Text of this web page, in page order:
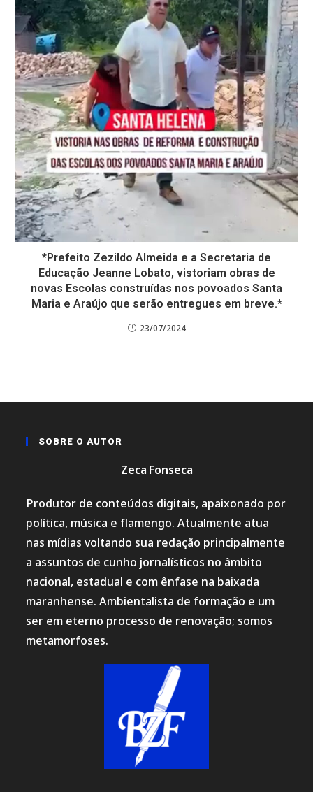
*Prefeito Zezildo Almeida e a Secretaria de
Educação Jeanne Lobato, vistoriam obras de
novas Escolas construídas nos povoados Santa
Maria e Araújo que serão entregues em breve.*
23/07/2024
SOBRE O AUTOR
Zeca Fonseca
Produtor de conteúdos digitais, apaixonado por
política, música e flamengo. Atualmente atua
nas mídias voltando sua redação principalmente
a assuntos de cunho jornalísticos no âmbito
nacional, estadual e com ênfase na baixada
maranhense. Ambientalista de formação e um
ser em eterno processo de renovação; somos
metamorfoses.